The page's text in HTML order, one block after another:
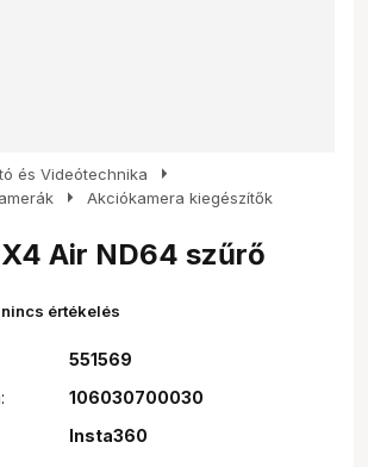
és Videótechnika arrow_right
arrow_right Akciókamera kiegészítők
Air ND64 szűrő
értékelés
551569
106030700030
Insta360